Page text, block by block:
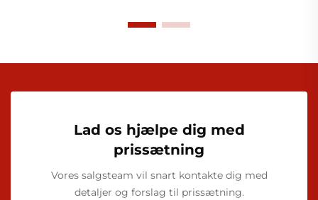
Lad os hjælpe dig med
prissætning
Vores salgsteam vil snart kontakte dig med
detaljer og forslag til prissætning.